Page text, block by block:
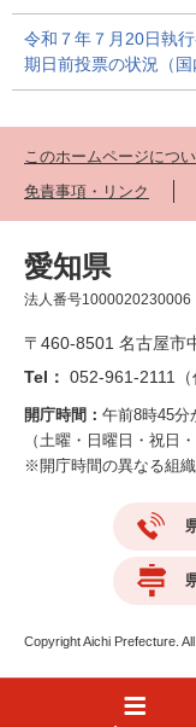
令和７年７月20日執
期日前投票の状況（国
このホームページにつ
免責事項・リンク
愛知県
法人番号1000020230006
〒460-8501 名古屋市
Tel： 052-961-2111（
開庁時間： 午前8時45分
（土曜・日曜日・祝日
※開庁時間の異なる組織
Copyright Aichi Prefecture.